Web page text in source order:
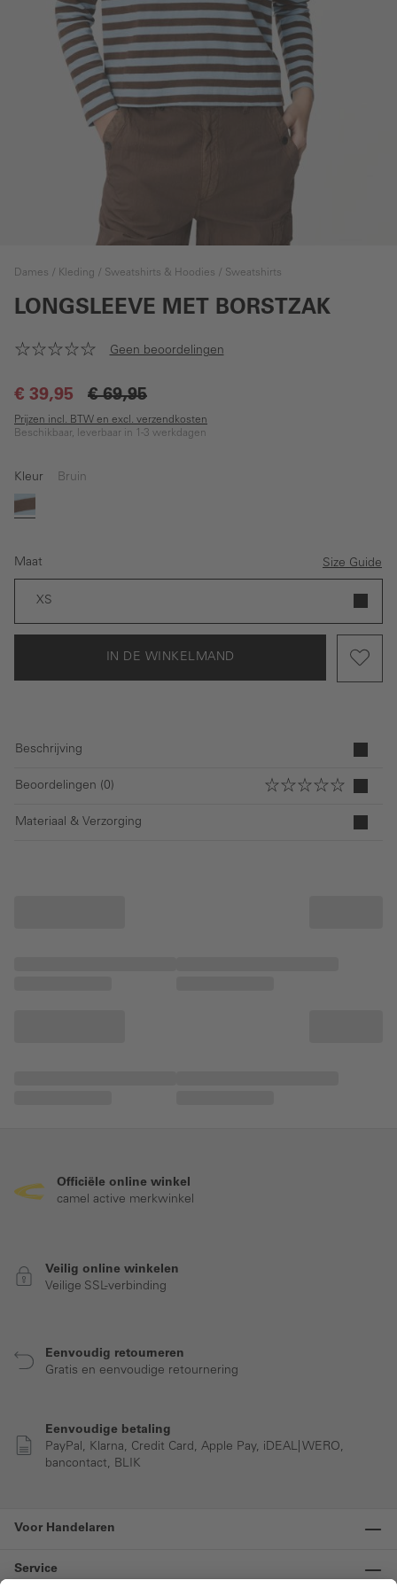
Dames Kleding Sweatshirts & Hoodies Sweatshirts
LONGSLEEVE MET BORSTZAK
Geen beoordelingen
€ 39,95 € 69,95
Prijzen incl. BTW en excl. verzendkosten
Beschikbaar, leverbaar in 1-3 werkdagen
Kleur Bruin
Bruin
Maat Size Guide
XS
IN DE WINKELMAND
Beschrijving
Beoordelingen (0)
Materiaal & Verzorging
Officiële online winkel
camel active merkwinkel
Veilig online winkelen
Veilige SSL-verbinding
Eenvoudig retourneren
Gratis en eenvoudige retournering
Eenvoudige betaling
PayPal, Klarna, Credit Card, Apple Pay, iDEAL| WERO,
bancontact, BLIK
Voor Handelaren
Service